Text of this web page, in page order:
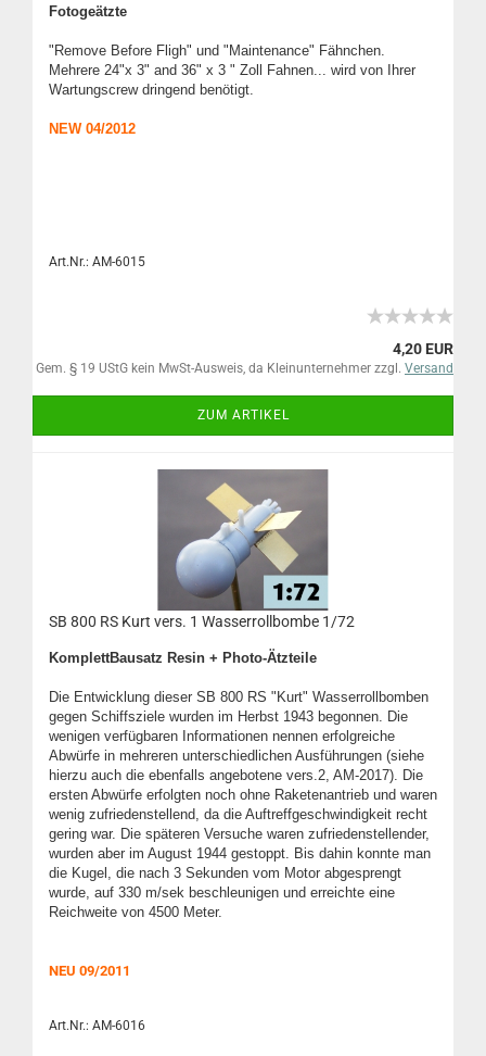
Fotogeätzte
"Remove Before Fligh" und "Maintenance" Fähnchen.
Mehrere 24"x 3" and 36" x 3 " Zoll Fahnen... wird von Ihrer
Wartungscrew dringend benötigt.
NEW 04/2012
Art.Nr.: AM-6015
4,20 EUR
Gem. § 19 UStG kein MwSt-Ausweis, da Kleinunternehmer zzgl. Versand
ZUM ARTIKEL
SB 800 RS Kurt vers. 1 Wasserrollbombe 1/72
KomplettBausatz Resin + Photo-Ätzteile
Die Entwicklung dieser SB 800 RS "Kurt" Wasserrollbomben
gegen Schiffsziele wurden im Herbst 1943 begonnen. Die
wenigen verfügbaren Informationen nennen erfolgreiche
Abwürfe in mehreren unterschiedlichen Ausführungen (siehe
hierzu auch die ebenfalls angebotene vers.2, AM-2017). Die
ersten Abwürfe erfolgten noch ohne Raketenantrieb und waren
wenig zufriedenstellend, da die Auftreffgeschwindigkeit recht
gering war. Die späteren Versuche waren zufriedenstellender,
wurden aber im August 1944 gestoppt. Bis dahin konnte man
die Kugel, die nach 3 Sekunden vom Motor abgesprengt
wurde, auf 330 m/sek beschleunigen und erreichte eine
Reichweite von 4500 Meter.
NEU 09/2011
Art.Nr.: AM-6016